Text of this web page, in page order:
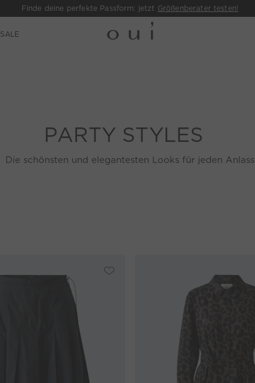
Finde deine perfekte Passform: jetzt Größenberater testen!
SALE
PARTY STYLES
Die schönsten und elegantesten Looks für jeden Anlass